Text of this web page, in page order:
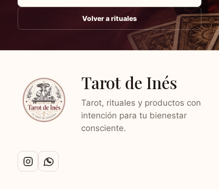
Volver a rituales
Tarot de Inés
Tarot, rituales y productos con
intención para tu bienestar
consciente.